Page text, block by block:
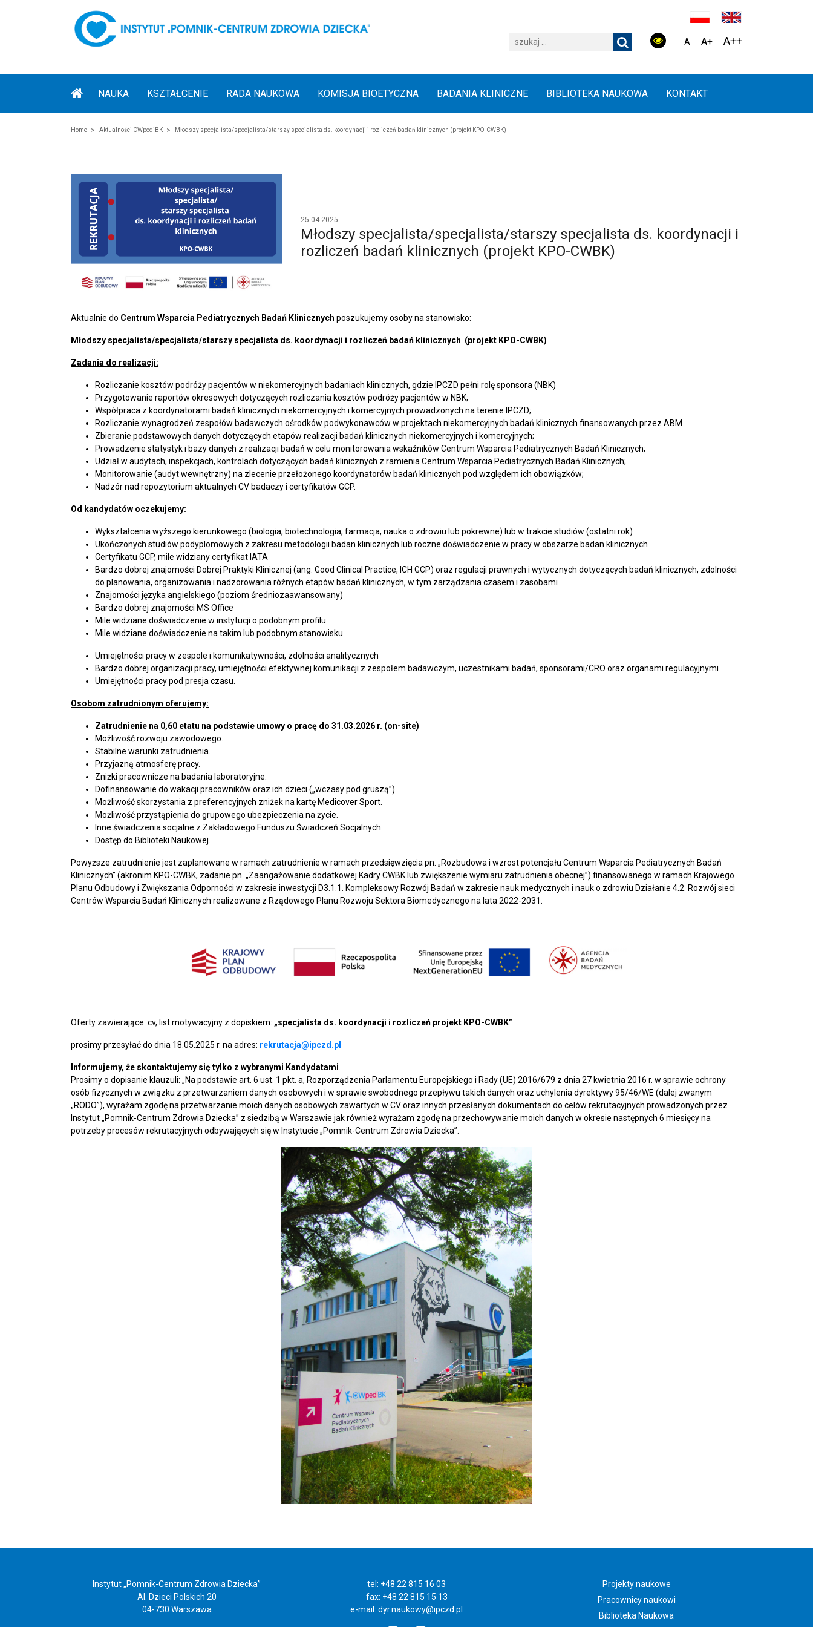
A A+ A++
NAUKA KSZTAŁCENIE RADA NAUKOWA KOMISJA BIOETYCZNA BADANIA KLINICZNE BIBLIOTEKA NAUKOWA KONTAKT
Home Aktualności CWpediBK Młodszy specjalista/specjalista/starszy specjalista ds. koordynacji i rozliczeń badań klinicznych (projekt KPO-CWBK)
25.04.2025
Młodszy specjalista/specjalista/starszy specjalista ds. koordynacji i
rozliczeń badań klinicznych (projekt KPO-CWBK)
Aktualnie do Centrum Wsparcia Pediatrycznych Badań Klinicznych poszukujemy osoby na stanowisko:
Młodszy specjalista/specjalista/starszy specjalista ds. koordynacji i rozliczeń badań klinicznych (projekt KPO-CWBK)
Zadania do realizacji:
Rozliczanie kosztów podróży pacjentów w niekomercyjnych badaniach klinicznych, gdzie IPCZD pełni rolę sponsora (NBK)
Przygotowanie raportów okresowych dotyczących rozliczania kosztów podróży pacjentów w NBK;
Współpraca z koordynatorami badań klinicznych niekomercyjnych i komercyjnych prowadzonych na terenie IPCZD;
Rozliczanie wynagrodzeń zespołów badawczych ośrodków podwykonawców w projektach niekomercyjnych badań klinicznych finansowanych przez ABM
Zbieranie podstawowych danych dotyczących etapów realizacji badań klinicznych niekomercyjnych i komercyjnych;
Prowadzenie statystyk i bazy danych z realizacji badań w celu monitorowania wskaźników Centrum Wsparcia Pediatrycznych Badań Klinicznych;
Udział w audytach, inspekcjach, kontrolach dotyczących badań klinicznych z ramienia Centrum Wsparcia Pediatrycznych Badań Klinicznych;
Monitorowanie (audyt wewnętrzny) na zlecenie przełożonego koordynatorów badań klinicznych pod względem ich obowiązków;
Nadzór nad repozytorium aktualnych CV badaczy i certyfikatów GCP.
Od kandydatów oczekujemy:
Wykształcenia wyższego kierunkowego (biologia, biotechnologia, farmacja, nauka o zdrowiu lub pokrewne) lub w trakcie studiów (ostatni rok)
Ukończonych studiów podyplomowych z zakresu metodologii badan klinicznych lub roczne doświadczenie w pracy w obszarze badan klinicznych
Certyfikatu GCP, mile widziany certyfikat IATA
Bardzo dobrej znajomości Dobrej Praktyki Klinicznej (ang. Good Clinical Practice, ICH GCP) oraz regulacji prawnych i wytycznych dotyczących badań klinicznych, zdolności
do planowania, organizowania i nadzorowania różnych etapów badań klinicznych, w tym zarządzania czasem i zasobami
Znajomości języka angielskiego (poziom średniozaawansowany)
Bardzo dobrej znajomości MS Office
Mile widziane doświadczenie w instytucji o podobnym profilu
Mile widziane doświadczenie na takim lub podobnym stanowisku
Umiejętności pracy w zespole i komunikatywności, zdolności analitycznych
Bardzo dobrej organizacji pracy, umiejętności efektywnej komunikacji z zespołem badawczym, uczestnikami badań, sponsorami/CRO oraz organami regulacyjnymi
Umiejętności pracy pod presja czasu.
Osobom zatrudnionym oferujemy:
Zatrudnienie na 0,60 etatu na podstawie umowy o pracę do 31.03.2026 r. (on-site)
Możliwość rozwoju zawodowego.
Stabilne warunki zatrudnienia.
Przyjazną atmosferę pracy.
Zniżki pracownicze na badania laboratoryjne.
Dofinansowanie do wakacji pracowników oraz ich dzieci („wczasy pod gruszą”).
Możliwość skorzystania z preferencyjnych zniżek na kartę Medicover Sport.
Możliwość przystąpienia do grupowego ubezpieczenia na życie.
Inne świadczenia socjalne z Zakładowego Funduszu Świadczeń Socjalnych.
Dostęp do Biblioteki Naukowej.
Powyższe zatrudnienie jest zaplanowane w ramach zatrudnienie w ramach przedsięwzięcia pn. „Rozbudowa i wzrost potencjału Centrum Wsparcia Pediatrycznych Badań
Klinicznych” (akronim KPO-CWBK, zadanie pn. „Zaangażowanie dodatkowej Kadry CWBK lub zwiększenie wymiaru zatrudnienia obecnej”) finansowanego w ramach Krajowego
Planu Odbudowy i Zwiększania Odporności w zakresie inwestycji D3.1.1. Kompleksowy Rozwój Badań w zakresie nauk medycznych i nauk o zdrowiu Działanie 4.2. Rozwój sieci
Centrów Wsparcia Badań Klinicznych realizowane z Rządowego Planu Rozwoju Sektora Biomedycznego na lata 2022-2031.
Oferty zawierające: cv, list motywacyjny z dopiskiem: „specjalista ds. koordynacji i rozliczeń projekt KPO-CWBK”
prosimy przesyłać do dnia 18.05.2025 r. na adres: rekrutacja@ipczd.pl
Informujemy, że skontaktujemy się tylko z wybranymi Kandydatami
Prosimy o dopisanie klauzuli: „Na podstawie art. 6 ust. 1 pkt. a, Rozporządzenia Parlamentu Europejskiego i Rady (UE) 2016/679 z dnia 27 kwietnia 2016 r. w sprawie ochrony
osób fizycznych w związku z przetwarzaniem danych osobowych i w sprawie swobodnego przepływu takich danych oraz uchylenia dyrektywy 95/46/WE (dalej zwanym
„RODO”), wyrażam zgodę na przetwarzanie moich danych osobowych zawartych w CV oraz innych przesłanych dokumentach do celów rekrutacyjnych prowadzonych przez
Instytut „Pomnik-Centrum Zdrowia Dziecka” z siedzibą w Warszawie jak również wyrażam zgodę na przechowywanie moich danych w okresie następnych 6 miesięcy na
potrzeby procesów rekrutacyjnych odbywających się w Instytucie „Pomnik-Centrum Zdrowia Dziecka”.
Instytut „Pomnik-Centrum Zdrowia Dziecka”
Al. Dzieci Polskich 20
04-730 Warszawa
tel: +48 22 815 16 03
fax: +48 22 815 15 13
e-mail: dyr.naukowy@ipczd.pl
Projekty naukowe
Pracownicy naukowi
Biblioteka Naukowa